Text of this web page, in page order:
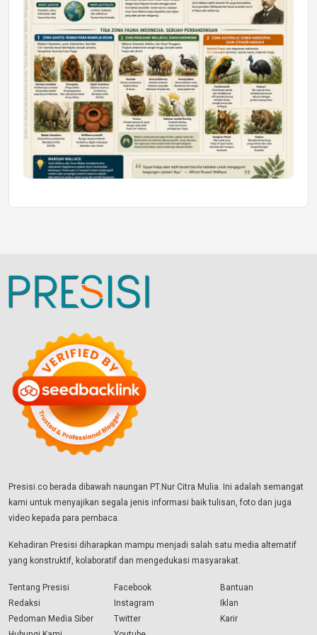
Presisi.co berada dibawah naungan PT.Nur Citra Mulia. Ini adalah semangat
kami untuk menyajikan segala jenis informasi baik tulisan, foto dan juga
video kepada para pembaca.
Kehadiran Presisi diharapkan mampu menjadi salah satu media alternatif
yang konstruktif, kolaboratif dan mengedukasi masyarakat.
Tentang Presisi
Redaksi
Pedoman Media Siber
Facebook
Instagram
Twitter
Bantuan
Iklan
Karir